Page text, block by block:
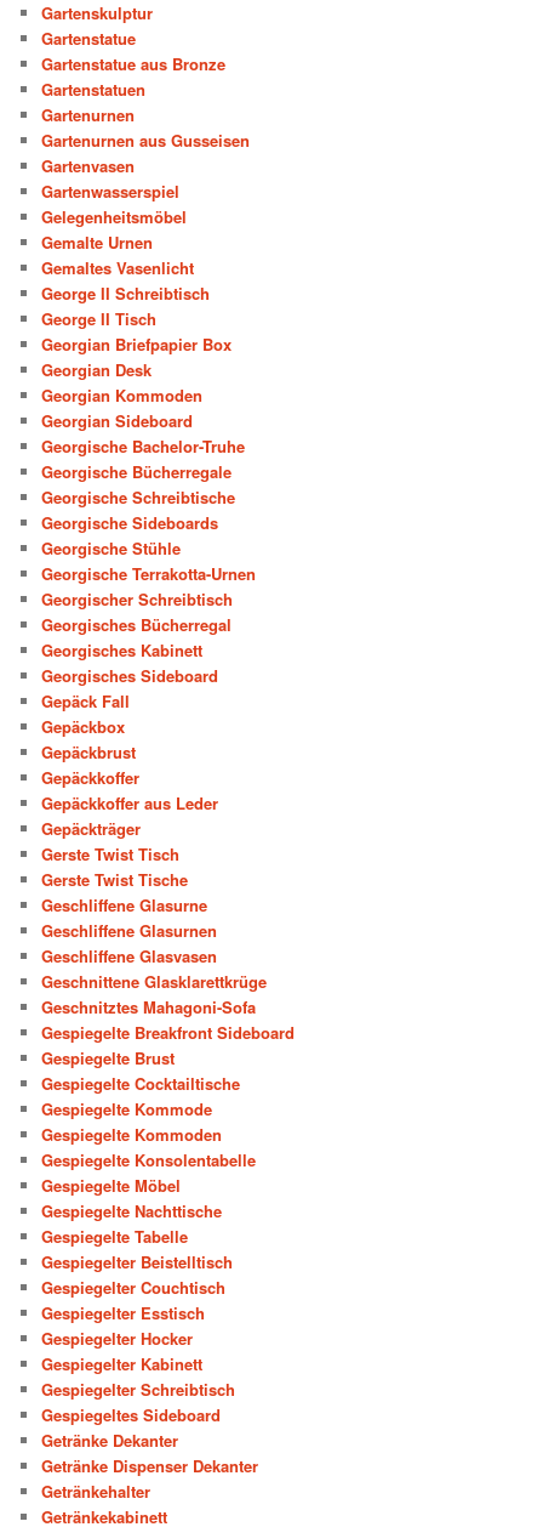
Gartenskulptur
Gartenstatue
Gartenstatue aus Bronze
Gartenstatuen
Gartenurnen
Gartenurnen aus Gusseisen
Gartenvasen
Gartenwasserspiel
Gelegenheitsmöbel
Gemalte Urnen
Gemaltes Vasenlicht
George II Schreibtisch
George II Tisch
Georgian Briefpapier Box
Georgian Desk
Georgian Kommoden
Georgian Sideboard
Georgische Bachelor-Truhe
Georgische Bücherregale
Georgische Schreibtische
Georgische Sideboards
Georgische Stühle
Georgische Terrakotta-Urnen
Georgischer Schreibtisch
Georgisches Bücherregal
Georgisches Kabinett
Georgisches Sideboard
Gepäck Fall
Gepäckbox
Gepäckbrust
Gepäckkoffer
Gepäckkoffer aus Leder
Gepäckträger
Gerste Twist Tisch
Gerste Twist Tische
Geschliffene Glasurne
Geschliffene Glasurnen
Geschliffene Glasvasen
Geschnittene Glasklarettkrüge
Geschnitztes Mahagoni-Sofa
Gespiegelte Breakfront Sideboard
Gespiegelte Brust
Gespiegelte Cocktailtische
Gespiegelte Kommode
Gespiegelte Kommoden
Gespiegelte Konsolentabelle
Gespiegelte Möbel
Gespiegelte Nachttische
Gespiegelte Tabelle
Gespiegelter Beistelltisch
Gespiegelter Couchtisch
Gespiegelter Esstisch
Gespiegelter Hocker
Gespiegelter Kabinett
Gespiegelter Schreibtisch
Gespiegeltes Sideboard
Getränke Dekanter
Getränke Dispenser Dekanter
Getränkehalter
Getränkekabinett